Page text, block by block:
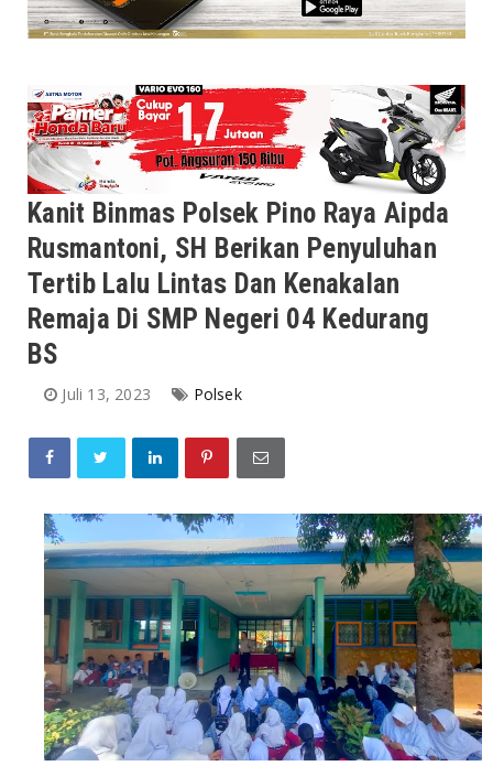
Kanit Binmas Polsek Pino Raya Aipda
Rusmantoni, SH Berikan Penyuluhan
Tertib Lalu Lintas Dan Kenakalan
Remaja Di SMP Negeri 04 Kedurang
BS
Juli 13, 2023 Polsek